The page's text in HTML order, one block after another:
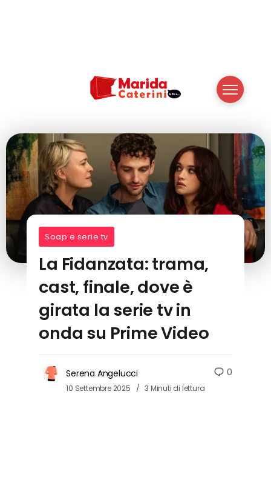
Soap e serie tv
La Fidanzata: trama,
cast, finale, dove è
girata la serie tv in
onda su Prime Video
Serena Angelucci
10 Settembre 2025 3 Minuti di lettura
0